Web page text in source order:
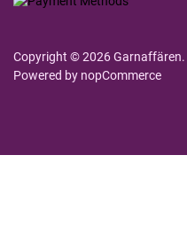
Copyright © 2026
Powered by nopCommerce